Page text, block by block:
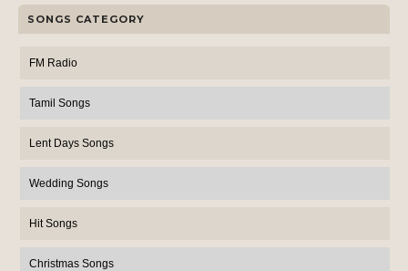
SONGS CATEGORY
FM Radio
Tamil Songs
Lent Days Songs
Wedding Songs
Hit Songs
Christmas Songs